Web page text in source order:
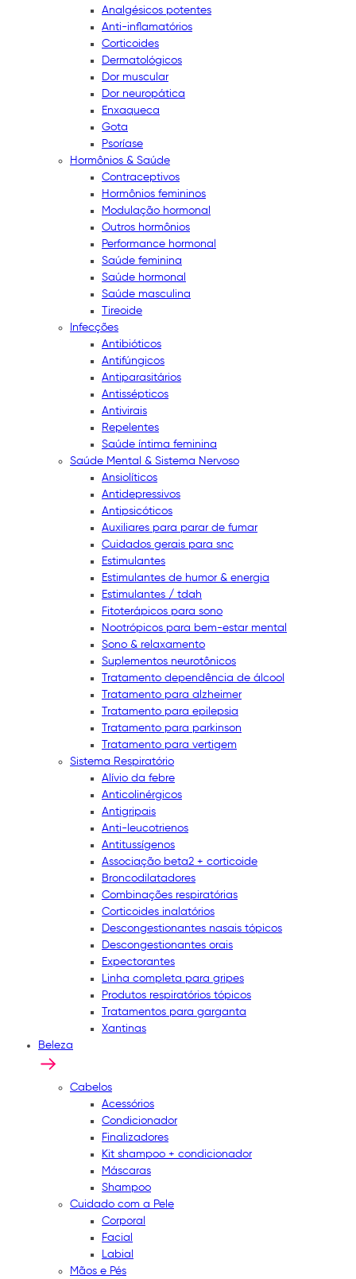
Analgésicos potentes
Anti-inflamatórios
Corticoides
Dermatológicos
Dor muscular
Dor neuropática
Enxaqueca
Gota
Psoríase
Hormônios & Saúde
Contraceptivos
Hormônios femininos
Modulação hormonal
Outros hormônios
Performance hormonal
Saúde feminina
Saúde hormonal
Saúde masculina
Tireoide
Infecções
Antibióticos
Antifúngicos
Antiparasitários
Antissépticos
Antivirais
Repelentes
Saúde íntima feminina
Saúde Mental & Sistema Nervoso
Ansiolíticos
Antidepressivos
Antipsicóticos
Auxiliares para parar de fumar
Cuidados gerais para snc
Estimulantes
Estimulantes de humor & energia
Estimulantes / tdah
Fitoterápicos para sono
Nootrópicos para bem-estar mental
Sono & relaxamento
Suplementos neurotônicos
Tratamento dependência de álcool
Tratamento para alzheimer
Tratamento para epilepsia
Tratamento para parkinson
Tratamento para vertigem
Sistema Respiratório
Alívio da febre
Anticolinérgicos
Antigripais
Anti-leucotrienos
Antitussígenos
Associação beta2 + corticoide
Broncodilatadores
Combinações respiratórias
Corticoides inalatórios
Descongestionantes nasais tópicos
Descongestionantes orais
Expectorantes
Linha completa para gripes
Produtos respiratórios tópicos
Tratamentos para garganta
Xantinas
Beleza
Cabelos
Acessórios
Condicionador
Finalizadores
Kit shampoo + condicionador
Máscaras
Shampoo
Cuidado com a Pele
Corporal
Facial
Labial
Mãos e Pés